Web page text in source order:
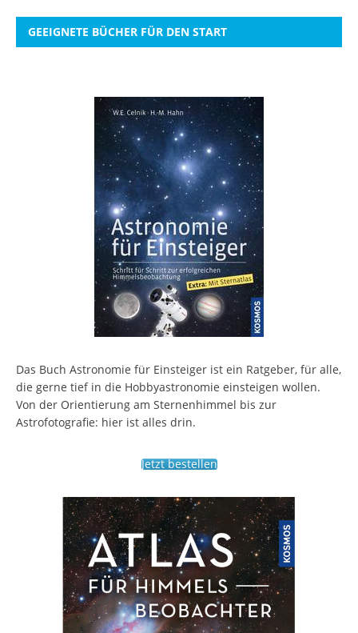
GEEIGNETE BÜCHER FÜR DEN START
Das Buch Astronomie für Einsteiger ist ein Ratgeber, für alle,
die gerne tief in die Hobbyastronomie einsteigen wollen.
Von der Orientierung am Sternenhimmel bis zur
Astrofotografie: hier ist alles drin.
Jetzt bestellen